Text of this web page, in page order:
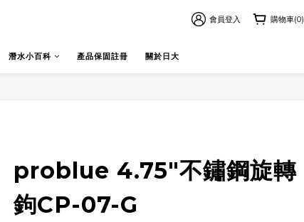
會員登入 購物車(0)
潛水小百科 產品保固註冊 關於日大
problue 4.75"不鏽鋼旋轉
鉤CP-07-G